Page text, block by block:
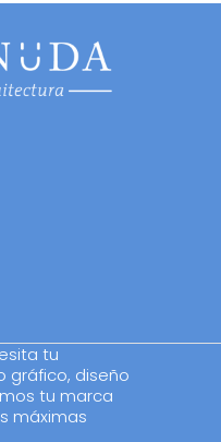
tu
gráfico, diseño
tu marca
máximas